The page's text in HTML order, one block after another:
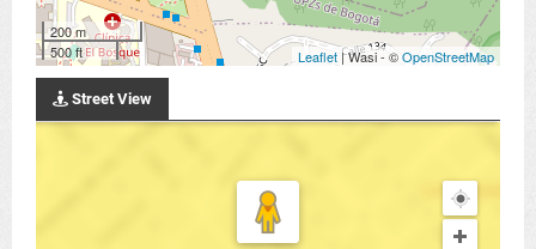
200 m
500 ft
Leaflet | Wasi - ©OpenStreetMap
Street View